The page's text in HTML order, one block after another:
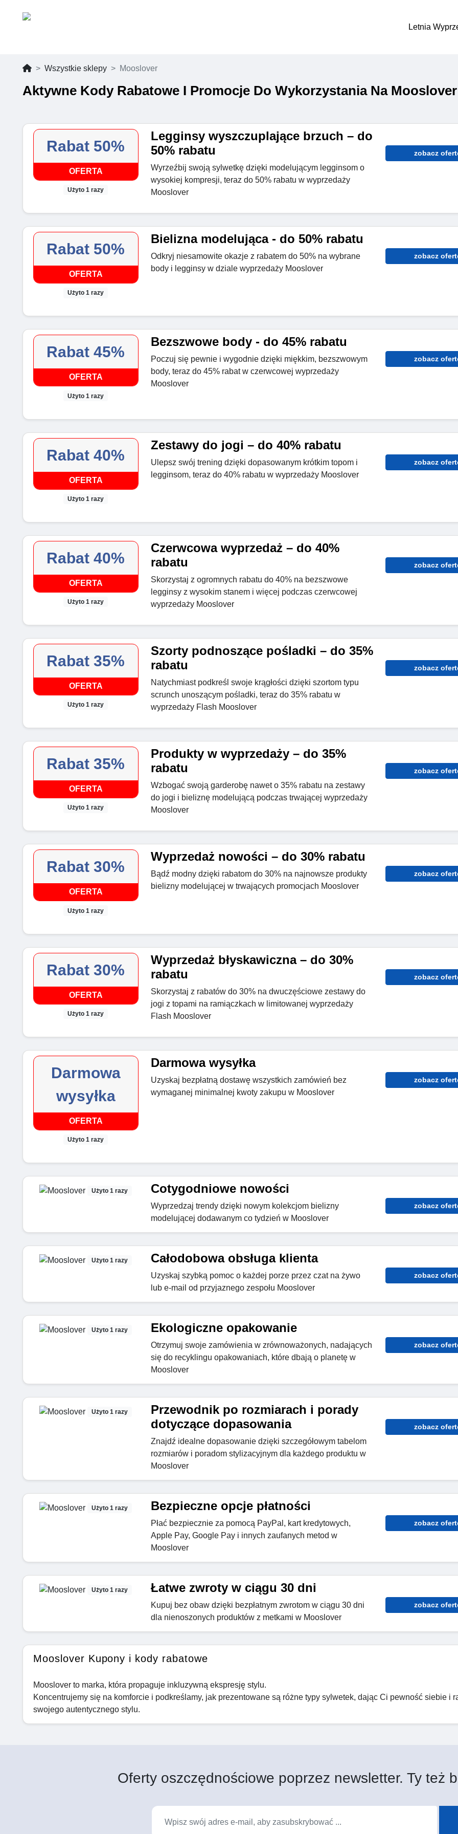
Letnia
Wszystkie sklepy Mooslover
Aktywne Kody Rabatowe I Promocje Do Wykorzystania Na Mooslover
Rabat 50%
OFERTA
Użyto 1 razy
Legginsy wyszczuplające brzuch – do
50% rabatu
Wyrzeźbij swoją sylwetkę dzięki modelującym legginsom o
wysokiej kompresji, teraz do 50% rabatu w wyprzedaży
Mooslover
zobacz
Rabat 50%
OFERTA
Użyto 1 razy
Bielizna modelująca - do 50% rabatu
Odkryj niesamowite okazje z rabatem do 50% na wybrane
body i legginsy w dziale wyprzedaży Mooslover
zobacz
Rabat 45%
OFERTA
Użyto 1 razy
Bezszwowe body - do 45% rabatu
Poczuj się pewnie i wygodnie dzięki miękkim, bezszwowym
body, teraz do 45% rabat w czerwcowej wyprzedaży
Mooslover
zobacz
Rabat 40%
OFERTA
Użyto 1 razy
Zestawy do jogi – do 40% rabatu
Ulepsz swój trening dzięki dopasowanym krótkim topom i
legginsom, teraz do 40% rabatu w wyprzedaży Mooslover
zobacz
Rabat 40%
OFERTA
Użyto 1 razy
Czerwcowa wyprzedaż – do 40%
rabatu
Skorzystaj z ogromnych rabatu do 40% na bezszwowe
legginsy z wysokim stanem i więcej podczas czerwcowej
wyprzedaży Mooslover
zobacz
Rabat 35%
OFERTA
Użyto 1 razy
Szorty podnoszące pośladki – do 35%
rabatu
Natychmiast podkreśl swoje krągłości dzięki szortom typu
scrunch unoszącym pośladki, teraz do 35% rabatu w
wyprzedaży Flash Mooslover
zobacz
Rabat 35%
OFERTA
Użyto 1 razy
Produkty w wyprzedaży – do 35%
rabatu
Wzbogać swoją garderobę nawet o 35% rabatu na zestawy
do jogi i bieliznę modelującą podczas trwającej wyprzedaży
Mooslover
zobacz
Rabat 30%
OFERTA
Użyto 1 razy
Wyprzedaż nowości – do 30% rabatu
Bądź modny dzięki rabatom do 30% na najnowsze produkty
bielizny modelującej w trwających promocjach Mooslover
zobacz
Rabat 30%
OFERTA
Użyto 1 razy
Wyprzedaż błyskawiczna – do 30%
rabatu
Skorzystaj z rabatów do 30% na dwuczęściowe zestawy do
jogi z topami na ramiączkach w limitowanej wyprzedaży
Flash Mooslover
zobacz
Darmowa
wysyłka
OFERTA
Użyto 1 razy
Darmowa wysyłka
Uzyskaj bezpłatną dostawę wszystkich zamówień bez
wymaganej minimalnej kwoty zakupu w Mooslover
zobacz
Użyto 1 razy Cotygodniowe nowości
Wyprzedzaj trendy dzięki nowym kolekcjom bielizny
modelującej dodawanym co tydzień w Mooslover
zobacz
Użyto 1 razy Całodobowa obsługa klienta
Uzyskaj szybką pomoc o każdej porze przez czat na żywo
lub e-mail od przyjaznego zespołu Mooslover
zobacz
Użyto 1 razy Ekologiczne opakowanie
Otrzymuj swoje zamówienia w zrównoważonych, nadających
się do recyklingu opakowaniach, które dbają o planetę w
Mooslover
zobacz
Użyto 1 razy
Przewodnik po rozmiarach i porady
dotyczące dopasowania
Znajdź idealne dopasowanie dzięki szczegółowym tabelom
rozmiarów i poradom stylizacyjnym dla każdego produktu w
Mooslover
zobacz
Użyto 1 razy Bezpieczne opcje płatności
Płać bezpiecznie za pomocą PayPal, kart kredytowych,
Apple Pay, Google Pay i innych zaufanych metod w
Mooslover
zobacz
Użyto 1 razy Łatwe zwroty w ciągu 30 dni
Kupuj bez obaw dzięki bezpłatnym zwrotom w ciągu 30 dni
dla nienoszonych produktów z metkami w Mooslover
zobacz
Mooslover Kupony i kody rabatowe
Mooslover to marka, która propaguje inkluzywną ekspresję stylu.
Koncentrujemy się na komforcie i podkreślamy, jak prezentowane są różne typy sylwetek, dając Ci pewność siebie i
swojego autentycznego stylu.
Oferty oszczędnościowe poprzez newsletter. Ty też